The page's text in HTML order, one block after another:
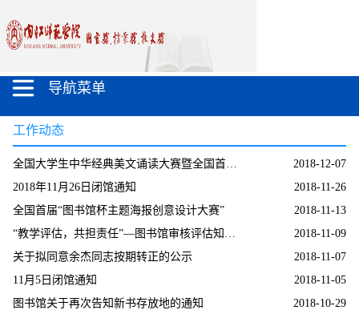
导航菜单
工作动态
2018-12-07
全国大学生中华经典美文诵读大赛暨全国首届“图书馆杯主题海报创意设计大赛”颁奖
2018-11-26
2018年11月26日闭馆通知
2018-11-13
全国首届“图书馆杯主题海报创意设计大赛”
2018-11-09
“教学评估，共担责任”—图书馆审核评估知识竞赛进行时
2018-11-07
关于拟同意余杰同志按期转正的公示
2018-11-05
11月5日闭馆通知
2018-10-29
图书馆关于再次告知新书存放地的通知